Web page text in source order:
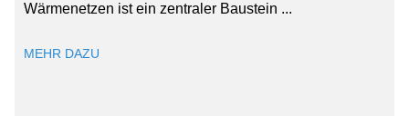
Wärmenetzen ist ein zentraler Baustein ...
MEHR DAZU